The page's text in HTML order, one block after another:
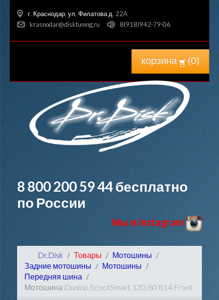
г. Краснодар, ул. Филатова д. 22A
krasnodar@disktuning.ru
8(918)942-79-06
корзина (0)
8 800 200 59 44бесплатно
по России
Мы в Instagram
Dr.Disk Товары
Мотошины
Задние мотошины
Мотошины
Передняя шина
Мотошина Dunlop ScootSmart 120/80 R14 Front